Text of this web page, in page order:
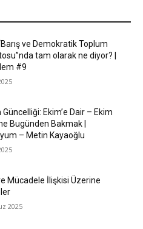
ve Demokratik Toplum
tam olarak ne diyor? |
#9
Güncelliği: Ekim’e Dair – Ekim
Bugünden Bakmak |
– Metin Kayaoğlu
Mücadele İlişkisi Üzerine
2025